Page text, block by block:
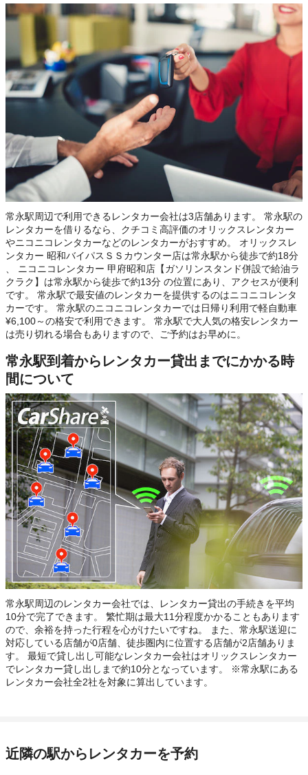
この店舗でレンタカーを探す
常永駅周辺で利用できるレンタカー会社は3店舗あります。 常永駅の
レンタカーを借りるなら、クチコミ高評価のオリックスレンタカー
やニコニコレンタカーなどのレンタカーがおすすめ。 オリックスレ
ンタカー 昭和バイパスＳＳカウンター店は常永駅から徒歩で約18分
、 ニコニコレンタカー 甲府昭和店【ガソリンスタンド併設で給油ラ
クラク】は常永駅から徒歩で約13分 の位置にあり、アクセスが便利
です。 常永駅で最安値のレンタカーを提供するのはニコニコレンタ
カーです。 常永駅のニコニコレンタカーでは日帰り利用で軽自動車
¥6,100～の格安で利用できます。 常永駅で大人気の格安レンタカー
は売り切れる場合もありますので、ご予約はお早めに。
常永駅到着からレンタカー貸出までにかかる時
間について
常永駅周辺のレンタカー会社では、レンタカー貸出の手続きを平均
10分で完了できます。 繁忙期は最大11分程度かかることもあります
ので、余裕を持った行程を心がけたいですね。 また、常永駅送迎に
対応している店舗が0店舗、徒歩圏内に位置する店舗が2店舗ありま
す。 最短で貸し出し可能なレンタカー会社はオリックスレンタカー
でレンタカー貸し出しまで約10分となっています。 ※常永駅にある
レンタカー会社全2社を対象に算出しています。
近隣の駅からレンタカーを予約